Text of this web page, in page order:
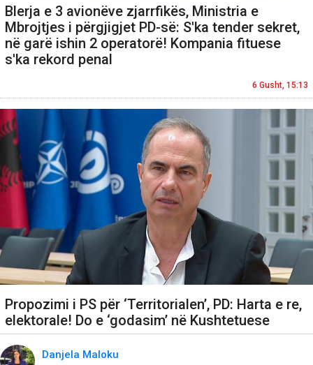
Blerja e 3 avionëve zjarrfikës, Ministria e
Mbrojtjes i përgjigjet PD-së: S'ka tender sekret,
në garë ishin 2 operatorë! Kompania fituese
s'ka rekord penal
6 Gusht, 15:13
Propozimi i PS për ‘Territorialen’, PD: Harta e re,
elektorale! Do e ‘godasim’ në Kushtetuese
Danjela Maloku